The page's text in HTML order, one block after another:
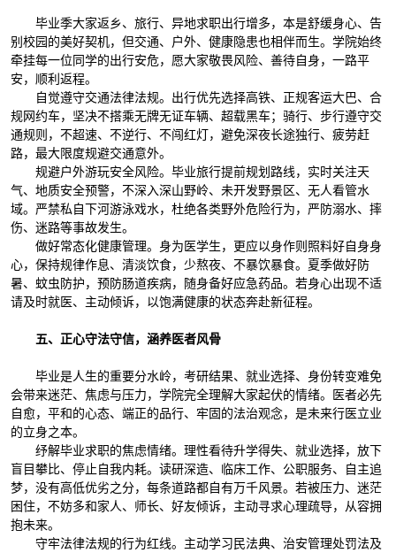
毕业季大家返乡、旅行、异地求职出行增多，本是舒缓身心、告
别校园的美好契机，但交通、户外、健康隐患也相伴而生。学院始终
牵挂每一位同学的出行安危，愿大家敬畏风险、善待自身，一路平
安，顺利返程。
自觉遵守交通法律法规。出行优先选择高铁、正规客运大巴、合
规网约车，坚决不搭乘无牌无证车辆、超载黑车；骑行、步行遵守交
通规则，不超速、不逆行、不闯红灯，避免深夜长途独行、疲劳赶
路，最大限度规避交通意外。
规避户外游玩安全风险。毕业旅行提前规划路线，实时关注天
气、地质安全预警，不深入深山野岭、未开发野景区、无人看管水
域。严禁私自下河游泳戏水，杜绝各类野外危险行为，严防溺水、摔
伤、迷路等事故发生。
做好常态化健康管理。身为医学生，更应以身作则照料好自身身
心，保持规律作息、清淡饮食，少熬夜、不暴饮暴食。夏季做好防
暑、蚊虫防护，预防肠道疾病，随身备好应急药品。若身心出现不适
请及时就医、主动倾诉，以饱满健康的状态奔赴新征程。
五、正心守法守信，涵养医者风骨
毕业是人生的重要分水岭，考研结果、就业选择、身份转变难免
会带来迷茫、焦虑与压力，学院完全理解大家起伏的情绪。医者必先
自愈，平和的心态、端正的品行、牢固的法治观念，是未来行医立业
的立身之本。
纾解毕业求职的焦虑情绪。理性看待升学得失、就业选择，放下
盲目攀比、停止自我内耗。读研深造、临床工作、公职服务、自主追
梦，没有高低优劣之分，每条道路都自有万千风景。若被压力、迷茫
困住，不妨多和家人、师长、好友倾诉，主动寻求心理疏导，从容拥
抱未来。
守牢法律法规的行为红线。主动学习民法典、治安管理处罚法及